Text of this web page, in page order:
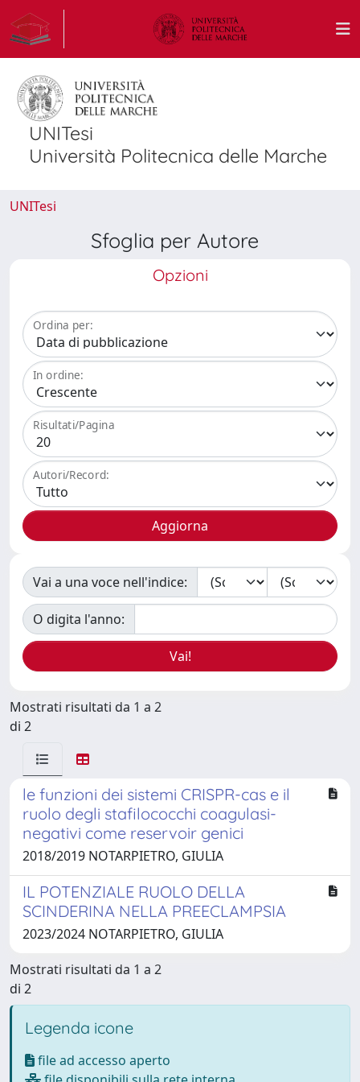
UNITesi
Università Politecnica delle Marche
UNITesi
Sfoglia per Autore
Opzioni
Ordina per:
In ordine:
Risultati/Pagina
Autori/Record:
Vai a una voce nell'indice:
O digita l'anno:
Mostrati risultati da 1 a 2
di 2
le funzioni dei sistemi CRISPR-cas e il
ruolo degli stafilococchi coagulasi-
negativi come reservoir genici
2018/2019 NOTARPIETRO, GIULIA
IL POTENZIALE RUOLO DELLA
SCINDERINA NELLA PREECLAMPSIA
2023/2024 NOTARPIETRO, GIULIA
Mostrati risultati da 1 a 2
di 2
Legenda icone
file ad accesso aperto